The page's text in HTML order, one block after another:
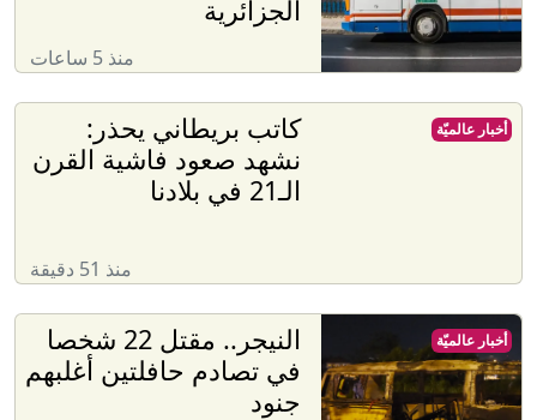
الجزائرية
منذ 5 ساعات
كاتب بريطاني يحذر:
نشهد صعود فاشية القرن
الـ21 في بلادنا
منذ 51 دقيقة
أخبار عالميّة
النيجر.. مقتل 22 شخصا
في تصادم حافلتين أغلبهم
جنود
أخبار عالميّة